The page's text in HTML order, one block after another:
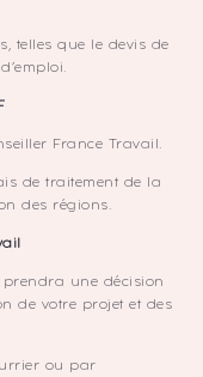
telles que le devis de
France Travail.
de traitement de la
des régions.
prendra une décision
de votre projet et des
ou par